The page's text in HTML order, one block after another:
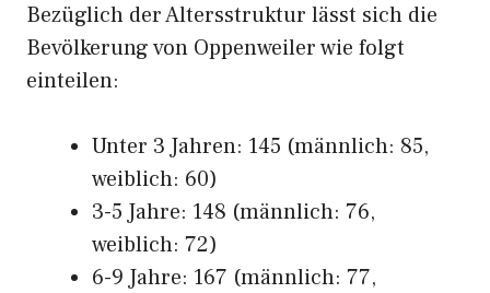
Bezüglich der Altersstruktur lässt sich die
Bevölkerung von Oppenweiler wie folgt
einteilen:
Unter 3 Jahren: 145 (männlich: 85,
weiblich: 60)
3-5 Jahre: 148 (männlich: 76,
weiblich: 72)
6-9 Jahre: 167 (männlich: 77,